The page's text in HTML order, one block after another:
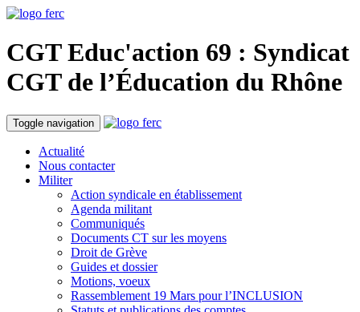
CGT Educ'action 69 : Syndicat
CGT de l’Éducation du Rhône
Toggle navigation
Actualité
Nous contacter
Militer
Action syndicale en établissement
Agenda militant
Communiqués
Documents CT sur les moyens
Droit de Grève
Guides et dossier
Motions, voeux
Rassemblement 19 Mars pour l’INCLUSION